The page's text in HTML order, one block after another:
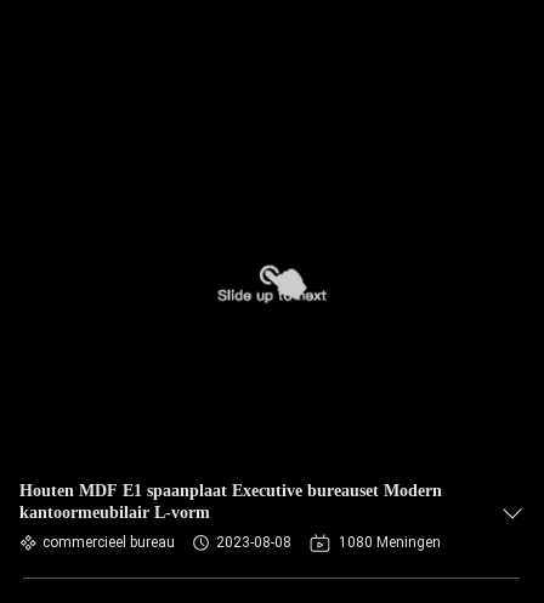
Houten MDF E1 spaanplaat Executive bureauset Modern
kantoormeubilair L-vorm
commercieel bureau 2023-08-08 1080 Meningen